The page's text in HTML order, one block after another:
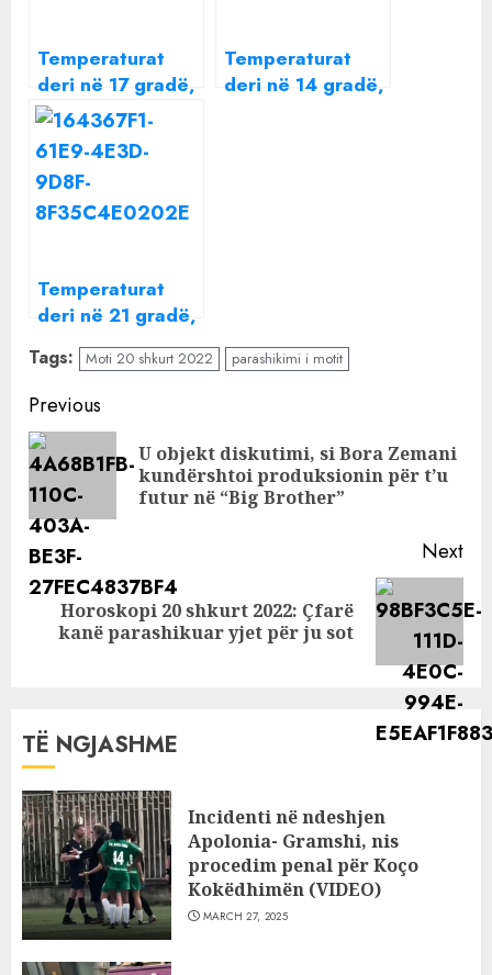
Temperaturat
deri në 17 gradë,
parashikimi i
motit për sot
Temperaturat
deri në 14 gradë,
Temperaturat
deri në 21 gradë,
parashikimi i
motit për sot
Tags: Moti 20 shkurt 2022 parashikimi i motit
Continue
Reading
Previous
U objekt diskutimi, si Bora Zemani
kundërshtoi produksionin për t’u
futur në “Big Brother”
Next
Next
post:
Horoskopi 20 shkurt 2022: Çfarë
kanë parashikuar yjet për ju sot
TË NGJASHME
Incidenti në ndeshjen
Apolonia- Gramshi, nis
procedim penal për Koço
Kokëdhimën (VIDEO)
MARCH 27, 2025